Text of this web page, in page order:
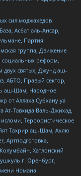
сил моджахедов
Асбат аль-Ансар,
Партия
группа, Движение
социальных реформ,
двух святых, Джунд аш-
АБТО, Правый сектор,
аш-Шам, Народное
от Аллаха Субхану уа
Ат-Тавхида Валь-Джихад,
Террористическое
Тахрир аш-Шам, Ахлю
Артподготовка,
Хатлонский
г. Оренбург,
Номана